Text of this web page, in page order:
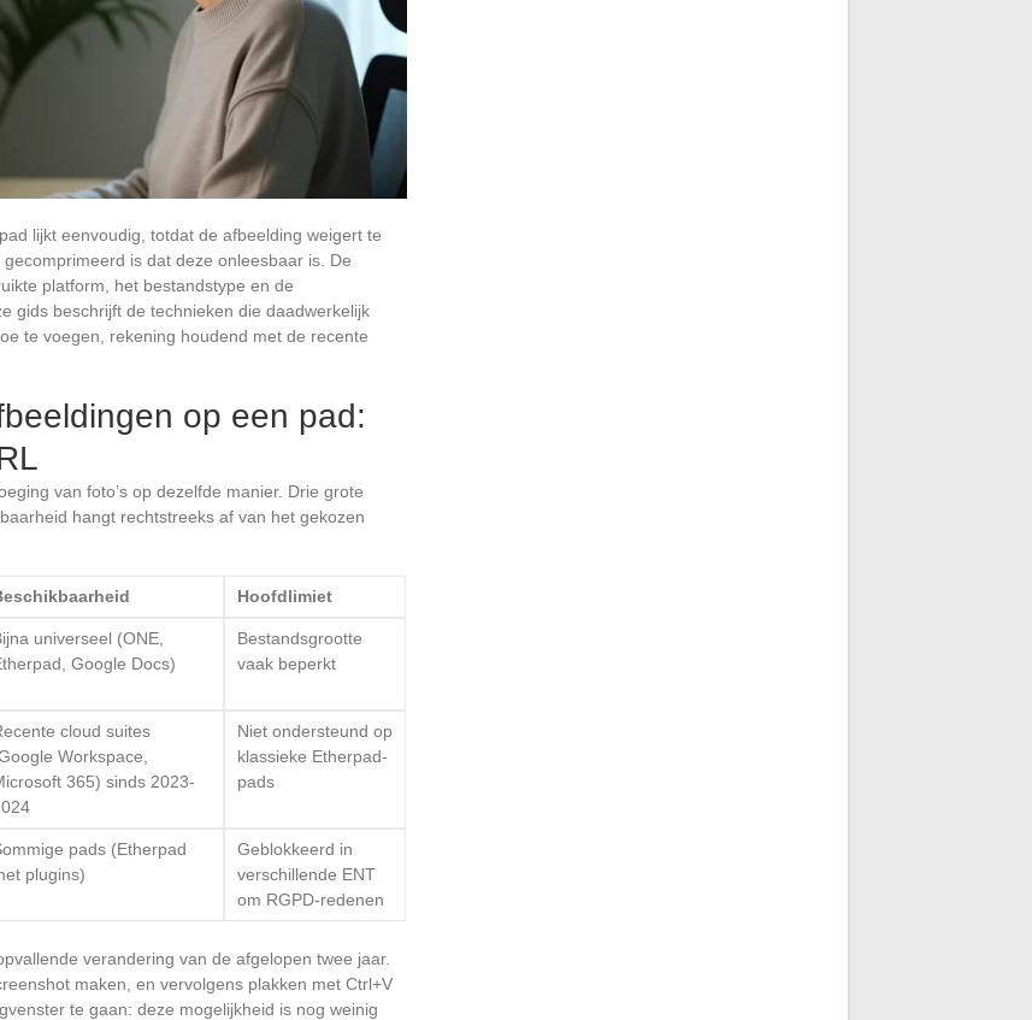
lijkt eenvoudig, totdat de afbeelding weigert te
is dat deze onleesbaar is. De
platform, het bestandstype en de
gids beschrijft de technieken die daadwerkelijk
te voegen, rekening houdend met de recente
op een pad:
van foto’s op dezelfde manier. Drie grote
hangt rechtstreeks af van het gekozen
Hoofdlimiet
universeel (ONE,
Google Docs)
Bestandsgrootte
vaak beperkt
cloud suites
Workspace,
365) sinds 2023-
Niet ondersteund op
klassieke Etherpad-
pads
pads (Etherpad
plugins)
Geblokkeerd in
verschillende ENT
om RGPD-redenen
verandering van de afgelopen twee jaar.
maken, en vervolgens plakken met Ctrl+V
te gaan: deze mogelijkheid is nog weinig